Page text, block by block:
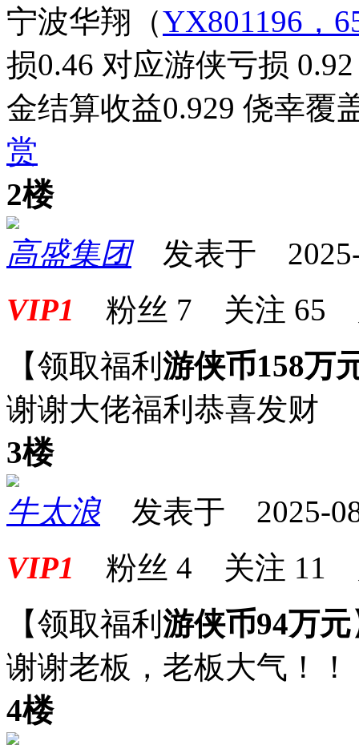
宁波华翔 （YX801196，
损0.46 对应游侠亏损
金结算收益0.929 侥幸覆
赏
2楼
高盛集团发表于 2025-
VIP1 粉丝 7 关注 65
【领取福利 游侠币158万
谢谢大佬福利恭喜发财
3楼
牛太浪发表于 2025-
VIP1 粉丝 4 关注 11
【领取福利 游侠币94万元
谢谢老板，老板大气！
4楼